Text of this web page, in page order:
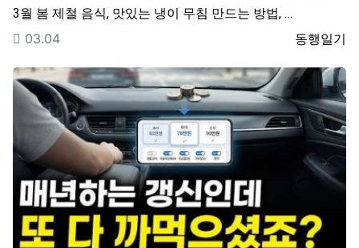
3월 봄 제철 음식, 맛있는 냉이 무침 만드는 방법, …
등록자
동행일기
등록일
03.04